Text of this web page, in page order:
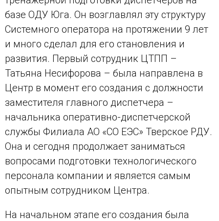
базе ОДУ Юга. Он возглавлял эту структуру
Системного оператора на протяжении 9 лет
и много сделал для его становления и
развития. Первый сотрудник ЦТПП –
Татьяна Несифорова – была направлена в
Центр в момент его создания с должности
заместителя главного диспетчера –
начальника оперативно-диспетчерской
службы Филиала АО «СО ЕЭС» Тверское РДУ.
Она и сегодня продолжает заниматься
вопросами подготовки технологического
персонала компании и является самым
опытным сотрудником Центра.
На начальном этапе его создания была